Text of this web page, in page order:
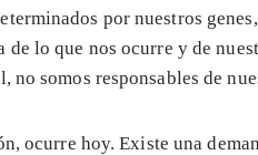
por nuestros
de lo que nos ocurre y de
no somos responsables de
ocurre hoy. Existe una